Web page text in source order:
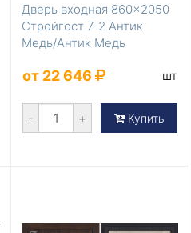
Дверь входная 860×2050
Стройгост 7-2 Антик
Медь/Антик Медь
от 22 646 шт
- + Купить